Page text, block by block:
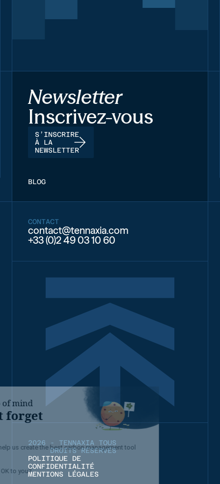
Newsletter
Inscrivez-vous
S’INSCRIRE
À LA
NEWSLETTER
BLOG
CONTACT
contact@tennaxia.com
+33 (0)2 49 03 10 60
2026 - TENNAXIA TOUS
DROITS RÉSERVÉS
POLITIQUE DE
CONFIDENTIALITÉ
MENTIONS LÉGALES